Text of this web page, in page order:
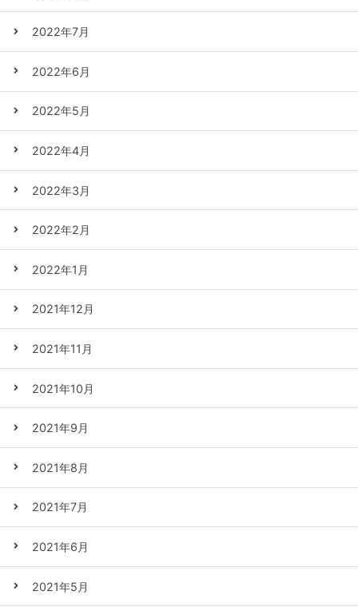
2022年7月
2022年6月
2022年5月
2022年4月
2022年3月
2022年2月
2022年1月
2021年12月
2021年11月
2021年10月
2021年9月
2021年8月
2021年7月
2021年6月
2021年5月